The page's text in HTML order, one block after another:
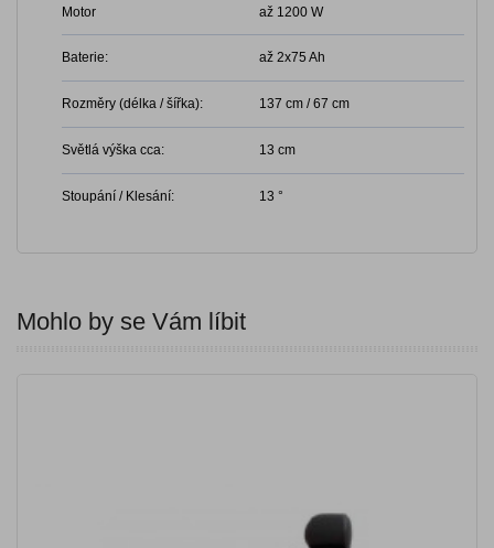
Motor až 1200 W
Baterie: až 2x75 Ah
Rozměry (délka / šířka): 137 cm / 67 cm
Světlá výška cca: 13 cm
Stoupání / Klesání: 13 °
Mohlo by se Vám líbit